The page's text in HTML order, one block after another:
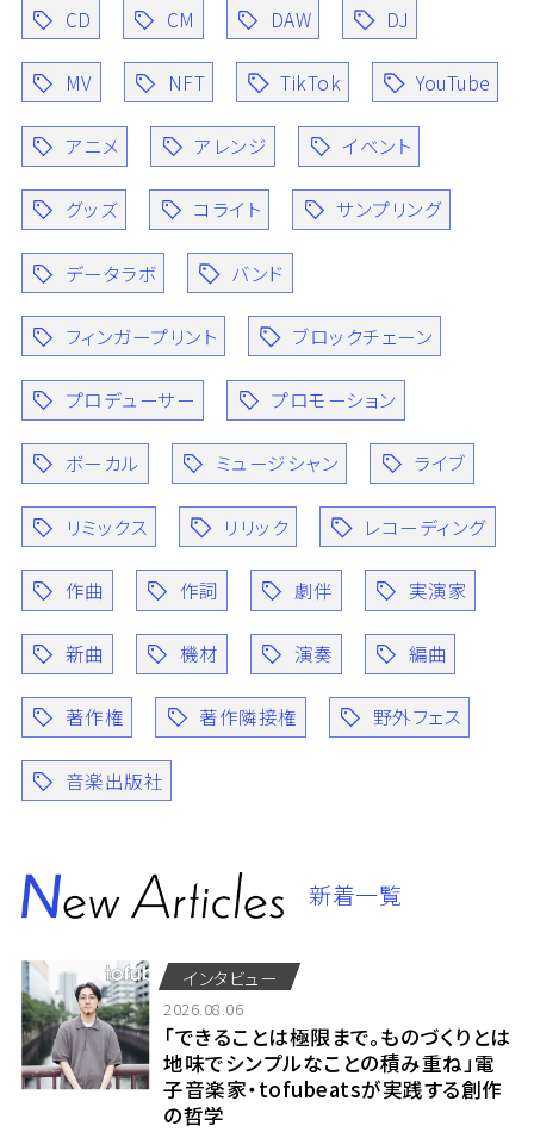
CD CM DAW DJ
MV NFT TikTok YouTube
アニメ アレンジ イベント
グッズ コライト サンプリング
データラボ バンド
フィンガープリント ブロックチェーン
プロデューサー プロモーション
ボーカル ミュージシャン ライブ
リミックス リリック レコーディング
作曲 作詞 劇伴 実演家
新曲 機材 演奏 編曲
著作権 著作隣接権 野外フェス
音楽出版社
新着一覧
インタビュー
2026.08.06
「できることは極限まで。ものづくりとは
地味でシンプルなことの積み重ね」電
子音楽家・tofubeatsが実践する創作
の哲学